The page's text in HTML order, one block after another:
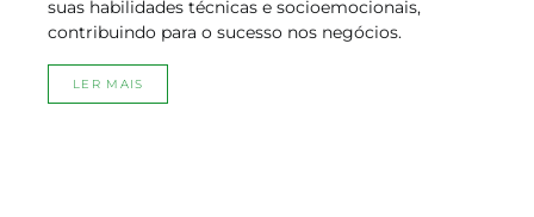
suas habilidades técnicas e socioemocionais,
contribuindo para o sucesso nos negócios.
LER MAIS